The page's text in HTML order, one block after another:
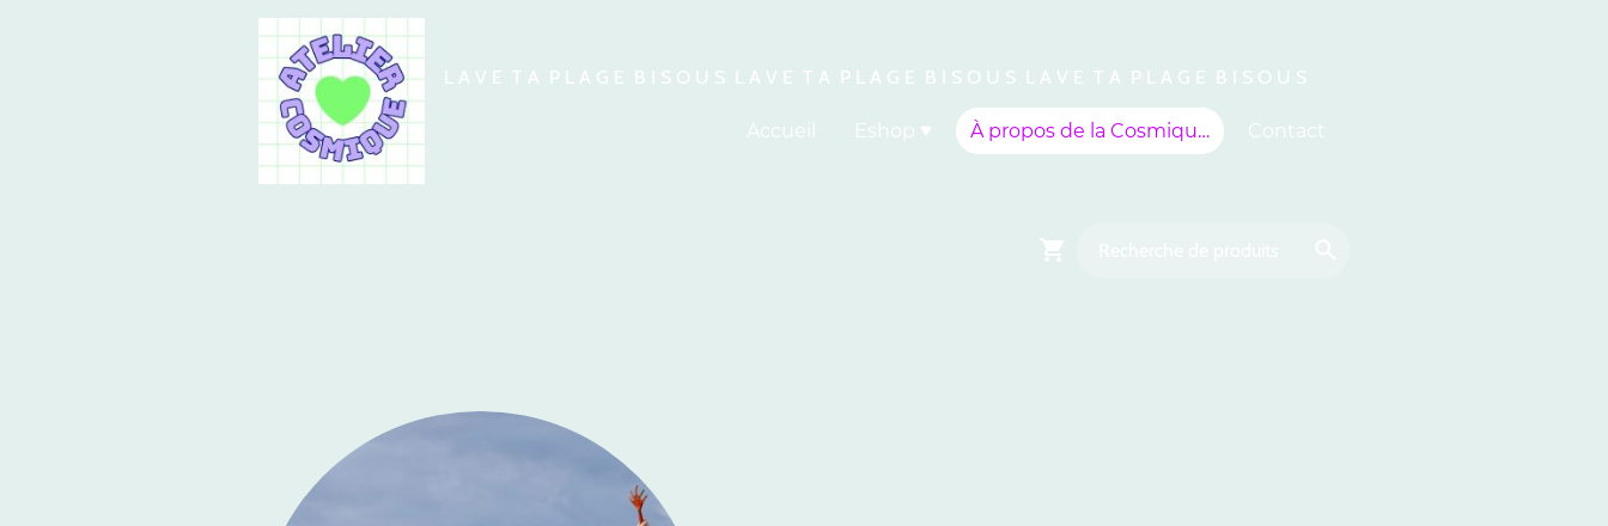
L A V E T A P L A G E B I S O U S L A V E T A P L A G E B I S O U S L A V E T A P L A G E B I S O U S
Accueil Eshop À propos de la Cosmiquerie Contact